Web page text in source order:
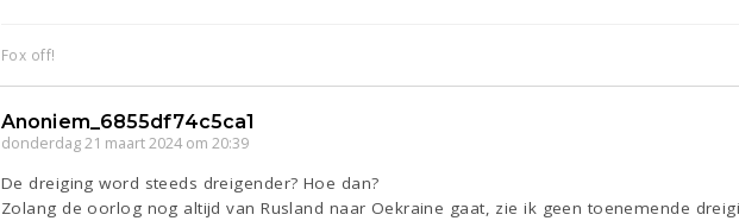
Fox off!
Anoniem_6855df74c5ca1
donderdag 21 maart 2024 om 20:39
De dreiging word steeds dreigender? Hoe dan?
Zolang de oorlog nog altijd van Rusland naar Oekraine gaat, zie ik geen toenemende